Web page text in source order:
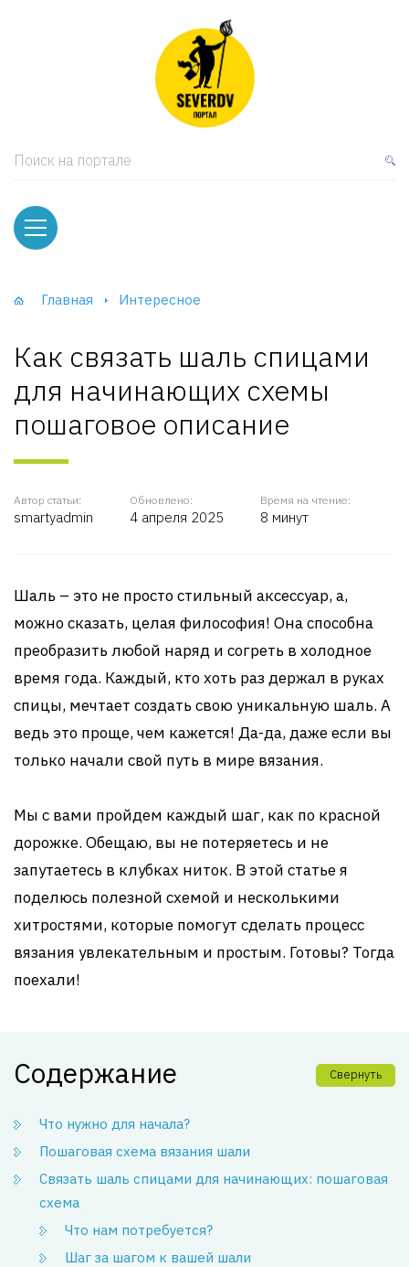
Поиск на портале
Главная Интересное
Как связать шаль спицами
для начинающих схемы
пошаговое описание
Автор статьи:
smartyadmin
Обновлено:
4 апреля 2025
Время на чтение:
8 минут
Шаль – это не просто стильный аксессуар, а,
можно сказать, целая философия! Она способна
преобразить любой наряд и согреть в холодное
время года. Каждый, кто хоть раз держал в руках
спицы, мечтает создать свою уникальную шаль. А
ведь это проще, чем кажется! Да-да, даже если вы
только начали свой путь в мире вязания.
Мы с вами пройдем каждый шаг, как по красной
дорожке. Обещаю, вы не потеряетесь и не
запутаетесь в клубках ниток. В этой статье я
поделюсь полезной схемой и несколькими
хитростями, которые помогут сделать процесс
вязания увлекательным и простым. Готовы? Тогда
поехали!
Содержание Свернуть
Что нужно для начала?
Пошаговая схема вязания шали
Связать шаль спицами для начинающих: пошаговая
схема
Что нам потребуется?
Шаг за шагом к вашей шали
и тумбы